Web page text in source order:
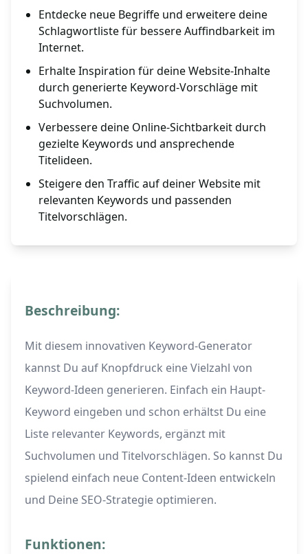
Entdecke neue Begriffe und erweitere deine
Schlagwortliste für bessere Auffindbarkeit im
Internet.
Erhalte Inspiration für deine Website-Inhalte
durch generierte Keyword-Vorschläge mit
Suchvolumen.
Verbessere deine Online-Sichtbarkeit durch
gezielte Keywords und ansprechende
Titelideen.
Steigere den Traffic auf deiner Website mit
relevanten Keywords und passenden
Titelvorschlägen.
Beschreibung:
Mit diesem innovativen Keyword-Generator
kannst Du auf Knopfdruck eine Vielzahl von
Keyword-Ideen generieren. Einfach ein Haupt-
Keyword eingeben und schon erhältst Du eine
Liste relevanter Keywords, ergänzt mit
Suchvolumen und Titelvorschlägen. So kannst Du
spielend einfach neue Content-Ideen entwickeln
und Deine SEO-Strategie optimieren.
Funktionen: